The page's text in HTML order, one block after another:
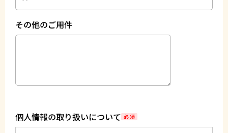
その他のご用件
個人情報の取り扱いについて 必 須